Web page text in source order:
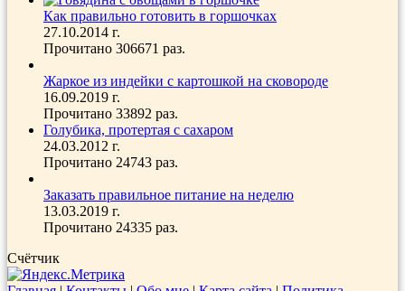
Как правильно готовить в горшочках
27.10.2014 г.
Прочитано 306671 раз.
Жаркое из индейки с картошкой на сковороде
16.09.2019 г.
Прочитано 33892 раз.
Голубика, протертая с сахаром
24.03.2012 г.
Прочитано 24743 раз.
Заказать правильное питание на неделю
13.03.2019 г.
Прочитано 24335 раз.
Счётчик